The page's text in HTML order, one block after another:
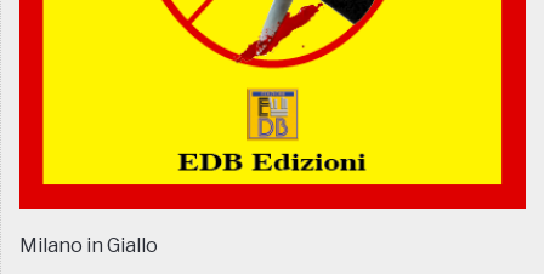
Milano in Giallo